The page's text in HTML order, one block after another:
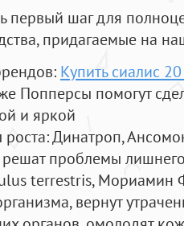
первый шаг для
придагаемые на
Купить сиалис
Попперсы помогут
и яркой
: Динатроп,
проблемы
terrestris, Мориамин
вернут